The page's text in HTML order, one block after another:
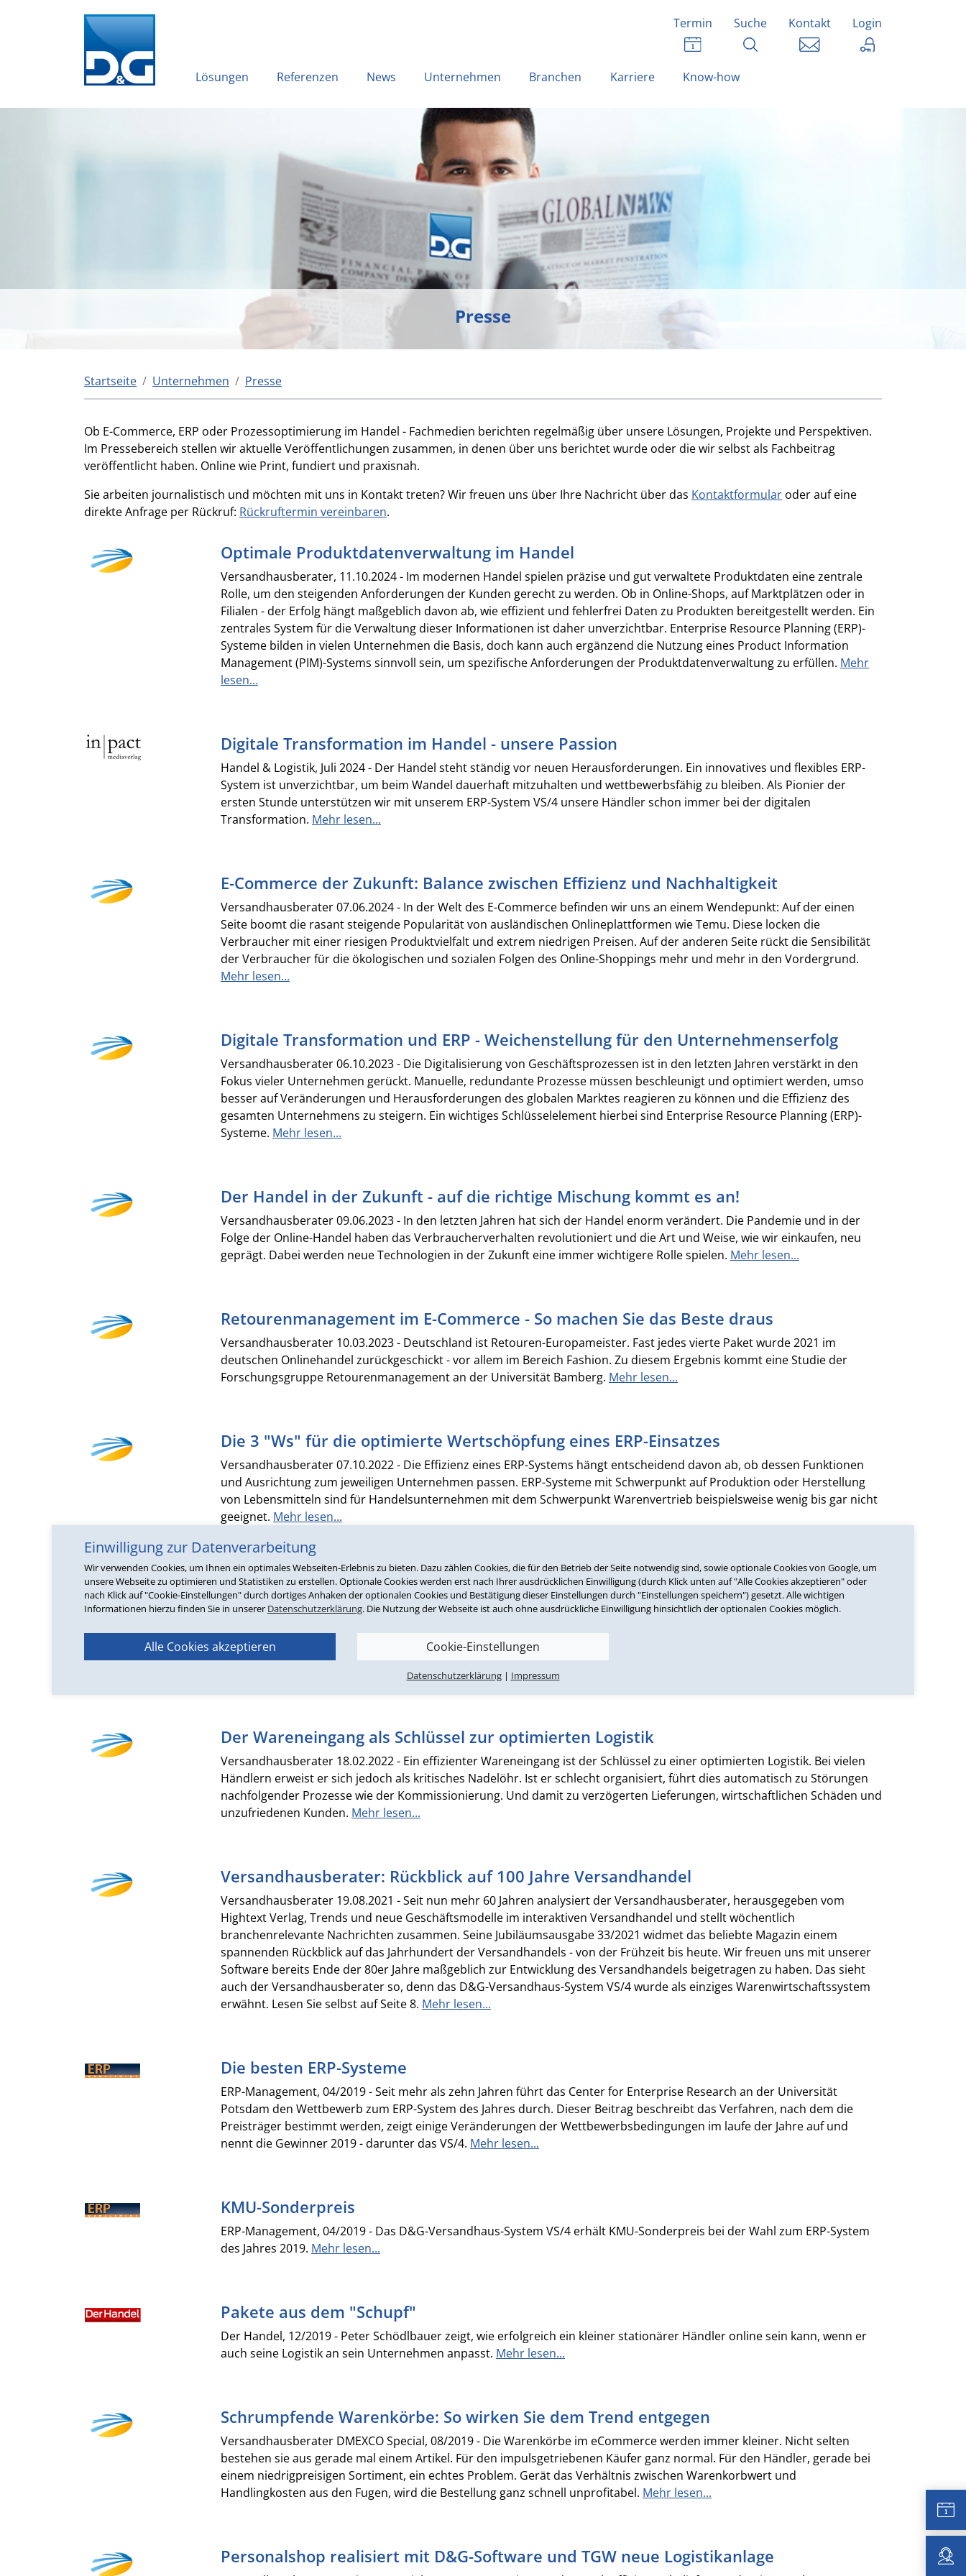
Einwilligung zur Datenverarbeitung
Wir verwenden Cookies, um Ihnen ein optimales Webseiten-Erlebnis zu bieten. Dazu zählen Cookies, die für den Betrieb der Seite notwendig sind, sowie optionale Cookies von Google, um
unsere Webseite zu optimieren und Statistiken zu erstellen. Optionale Cookies werden erst nach Ihrer ausdrücklichen Einwilligung (durch Klick unten auf "Alle Cookies akzeptieren" oder
nach Klick auf "Cookie-Einstellungen" durch dortiges Anhaken der optionalen Cookies und Bestätigung dieser Einstellungen durch "Einstellungen speichern") gesetzt. Alle wichtigen
Informationen hierzu finden Sie in unserer Datenschutzerklärung. Die Nutzung der Webseite ist auch ohne ausdrückliche Einwilligung hinsichtlich der optionalen Cookies möglich.
Alle Cookies akzeptieren Cookie-Einstellungen
Datenschutzerklärung| Impressum
Termin Suche Kontakt Login
Lösungen Referenzen News Unternehmen Branchen Karriere Know-how
Presse
Startseite Unternehmen Presse
Ob E-Commerce, ERP oder Prozessoptimierung im Handel - Fachmedien berichten regelmäßig über unsere Lösungen, Projekte und Perspektiven.
Im Pressebereich stellen wir aktuelle Veröffentlichungen zusammen, in denen über uns berichtet wurde oder die wir selbst als Fachbeitrag
veröffentlicht haben. Online wie Print, fundiert und praxisnah.
Sie arbeiten journalistisch und möchten mit uns in Kontakt treten? Wir freuen uns über Ihre Nachricht über das Kontaktformular oder auf eine
direkte Anfrage per Rückruf: Rückruftermin vereinbaren.
Optimale Produktdatenverwaltung im Handel
Versandhausberater, 11.10.2024 - Im modernen Handel spielen präzise und gut verwaltete Produktdaten eine zentrale
Rolle, um den steigenden Anforderungen der Kunden gerecht zu werden. Ob in Online-Shops, auf Marktplätzen oder in
Filialen - der Erfolg hängt maßgeblich davon ab, wie effizient und fehlerfrei Daten zu Produkten bereitgestellt werden. Ein
zentrales System für die Verwaltung dieser Informationen ist daher unverzichtbar. Enterprise Resource Planning (ERP)-
Systeme bilden in vielen Unternehmen die Basis, doch kann auch ergänzend die Nutzung eines Product Information
Management (PIM)-Systems sinnvoll sein, um spezifische Anforderungen der Produktdatenverwaltung zu erfüllen. Mehr
lesen...
Digitale Transformation im Handel - unsere Passion
Handel & Logistik, Juli 2024 - Der Handel steht ständig vor neuen Herausforderungen. Ein innovatives und flexibles ERP-
System ist unverzichtbar, um beim Wandel dauerhaft mitzuhalten und wettbewerbsfähig zu bleiben. Als Pionier der
ersten Stunde unterstützen wir mit unserem ERP-System VS/4 unsere Händler schon immer bei der digitalen
Transformation. Mehr lesen...
E-Commerce der Zukunft: Balance zwischen Effizienz und Nachhaltigkeit
Versandhausberater 07.06.2024 - In der Welt des E-Commerce befinden wir uns an einem Wendepunkt: Auf der einen
Seite boomt die rasant steigende Popularität von ausländischen Onlineplattformen wie Temu. Diese locken die
Verbraucher mit einer riesigen Produktvielfalt und extrem niedrigen Preisen. Auf der anderen Seite rückt die Sensibilität
der Verbraucher für die ökologischen und sozialen Folgen des Online-Shoppings mehr und mehr in den Vordergrund.
Mehr lesen...
Digitale Transformation und ERP - Weichenstellung für den Unternehmenserfolg
Versandhausberater 06.10.2023 - Die Digitalisierung von Geschäftsprozessen ist in den letzten Jahren verstärkt in den
Fokus vieler Unternehmen gerückt. Manuelle, redundante Prozesse müssen beschleunigt und optimiert werden, umso
besser auf Veränderungen und Herausforderungen des globalen Marktes reagieren zu können und die Effizienz des
gesamten Unternehmens zu steigern. Ein wichtiges Schlüsselelement hierbei sind Enterprise Resource Planning (ERP)-
Systeme. Mehr lesen...
Der Handel in der Zukunft - auf die richtige Mischung kommt es an!
Versandhausberater 09.06.2023 - In den letzten Jahren hat sich der Handel enorm verändert. Die Pandemie und in der
Folge der Online-Handel haben das Verbraucherverhalten revolutioniert und die Art und Weise, wie wir einkaufen, neu
geprägt. Dabei werden neue Technologien in der Zukunft eine immer wichtigere Rolle spielen. Mehr lesen...
Retourenmanagement im E-Commerce - So machen Sie das Beste draus
Versandhausberater 10.03.2023 - Deutschland ist Retouren-Europameister. Fast jedes vierte Paket wurde 2021 im
deutschen Onlinehandel zurückgeschickt - vor allem im Bereich Fashion. Zu diesem Ergebnis kommt eine Studie der
Forschungsgruppe Retourenmanagement an der Universität Bamberg. Mehr lesen...
Die 3 "Ws" für die optimierte Wertschöpfung eines ERP-Einsatzes
Versandhausberater 07.10.2022 - Die Effizienz eines ERP-Systems hängt entscheidend davon ab, ob dessen Funktionen
und Ausrichtung zum jeweiligen Unternehmen passen. ERP-Systeme mit Schwerpunkt auf Produktion oder Herstellung
von Lebensmitteln sind für Handelsunternehmen mit dem Schwerpunkt Warenvertrieb beispielsweise wenig bis gar nicht
geeignet. Mehr lesen...
Die sechs Säulen des Risikomanagements
Versandhausberater 06.05.2022 - Corona und die Maßnahmen zur Pandemie-Eindämmung haben dem E-Commerce
zugleich. Denn während man so neu gewonnene Kunden langfristig binden möchte, steigt auch das Betrugsrisiko. Wir
zeigen Ihnen Möglichkeiten zur Risikominimierung sowie qualifizierten Kundenbindung durch Kundenbewertung.
Der Wareneingang als Schlüssel zur optimierten Logistik
Versandhausberater 18.02.2022 - Ein effizienter Wareneingang ist der Schlüssel zu einer optimierten Logistik. Bei vielen
Händlern erweist er sich jedoch als kritisches Nadelöhr. Ist er schlecht organisiert, führt dies automatisch zu Störungen
nachfolgender Prozesse wie der Kommissionierung. Und damit zu verzögerten Lieferungen, wirtschaftlichen Schäden und
unzufriedenen Kunden. Mehr lesen...
Versandhausberater: Rückblick auf 100 Jahre Versandhandel
Versandhausberater 19.08.2021 - Seit nun mehr 60 Jahren analysiert der Versandhausberater, herausgegeben vom
Hightext Verlag, Trends und neue Geschäftsmodelle im interaktiven Versandhandel und stellt wöchentlich
branchenrelevante Nachrichten zusammen. Seine Jubiläumsausgabe 33/2021 widmet das beliebte Magazin einem
spannenden Rückblick auf das Jahrhundert der Versandhandels - von der Frühzeit bis heute. Wir freuen uns mit unserer
Software bereits Ende der 80er Jahre maßgeblich zur Entwicklung des Versandhandels beigetragen zu haben. Das sieht
auch der Versandhausberater so, denn das D&G-Versandhaus-System VS/4 wurde als einziges Warenwirtschaftssystem
erwähnt. Lesen Sie selbst auf Seite 8. Mehr lesen...
Die besten ERP-Systeme
ERP-Management, 04/2019 - Seit mehr als zehn Jahren führt das Center for Enterprise Research an der Universität
Potsdam den Wettbewerb zum ERP-System des Jahres durch. Dieser Beitrag beschreibt das Verfahren, nach dem die
Preisträger bestimmt werden, zeigt einige Veränderungen der Wettbewerbsbedingungen im laufe der Jahre auf und
nennt die Gewinner 2019 - darunter das VS/4. Mehr lesen...
KMU-Sonderpreis
ERP-Management, 04/2019 - Das D&G-Versandhaus-System VS/4 erhält KMU-Sonderpreis bei der Wahl zum ERP-System
des Jahres 2019. Mehr lesen...
Pakete aus dem "Schupf"
Der Handel, 12/2019 - Peter Schödlbauer zeigt, wie erfolgreich ein kleiner stationärer Händler online sein kann, wenn er
auch seine Logistik an sein Unternehmen anpasst. Mehr lesen...
Schrumpfende Warenkörbe: So wirken Sie dem Trend entgegen
Versandhausberater DMEXCO Special, 08/2019 - Die Warenkörbe im eCommerce werden immer kleiner. Nicht selten
bestehen sie aus gerade mal einem Artikel. Für den impulsgetriebenen Käufer ganz normal. Für den Händler, gerade bei
einem niedrigpreisigen Sortiment, ein echtes Problem. Gerät das Verhältnis zwischen Warenkorbwert und
Handlingkosten aus den Fugen, wird die Bestellung ganz schnell unprofitabel. Mehr lesen...
Personalshop realisiert mit D&G-Software und TGW neue Logistikanlage